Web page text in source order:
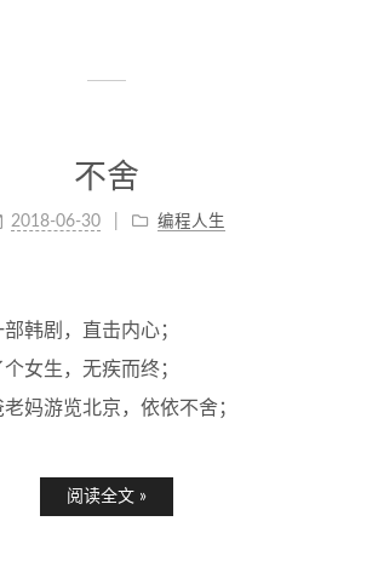
不舍
2018-06-30 编程人生
韩剧，直击内心；
女生，无疾而终；
妈游览北京，依依不舍；
阅读全文 »